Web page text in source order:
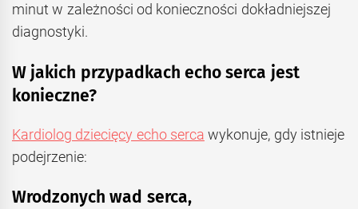
minut w zależności od konieczności dokładniejszej
diagnostyki.
W jakich przypadkach echo serca jest
konieczne?
Kardiolog dziecięcy echo serca wykonuje, gdy istnieje
podejrzenie:
Wrodzonych wad serca,